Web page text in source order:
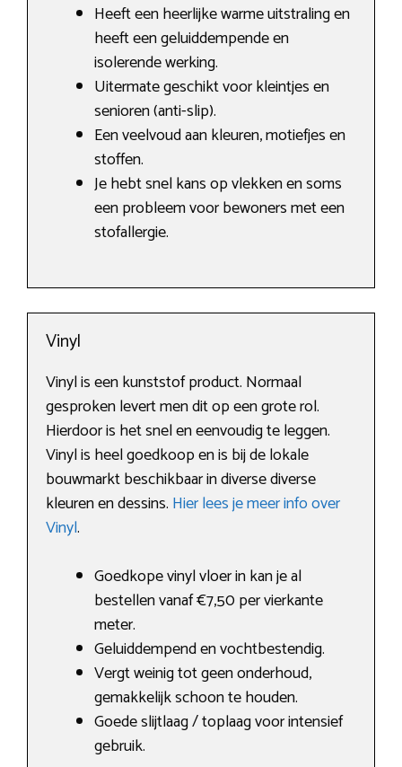
Heeft een heerlijke warme uitstraling en
heeft een geluiddempende en
isolerende werking.
Uitermate geschikt voor kleintjes en
senioren (anti-slip).
Een veelvoud aan kleuren, motiefjes en
stoffen.
Je hebt snel kans op vlekken en soms
een probleem voor bewoners met een
stofallergie.
Vinyl
Vinyl is een kunststof product. Normaal
gesproken levert men dit op een grote rol.
Hierdoor is het snel en eenvoudig te leggen.
Vinyl is heel goedkoop en is bij de lokale
bouwmarkt beschikbaar in diverse diverse
kleuren en dessins. Hier lees je meer info over
Vinyl.
Goedkope vinyl vloer in kan je al
bestellen vanaf €7,50 per vierkante
meter.
Geluiddempend en vochtbestendig.
Vergt weinig tot geen onderhoud,
gemakkelijk schoon te houden.
Goede slijtlaag / toplaag voor intensief
gebruik.